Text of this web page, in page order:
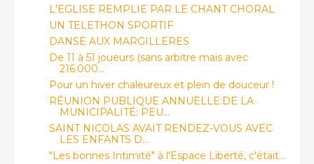
L'EGLISE REMPLIE PAR LE CHANT CHORAL
UN TELETHON SPORTIF
DANSE AUX MARGILLERES
De 11 à 51 joueurs (sans arbitre mais avec
216.000...
Pour un hiver chaleureux et plein de douceur !
RÉUNION PUBLIQUE ANNUELLE:DE LA
MUNICIPALITÉ: PEU...
SAINT NICOLAS AVAIT RENDEZ-VOUS AVEC
LES ENFANTS D...
"Les bonnes Intimité" à l'Espace Liberté, c'était...